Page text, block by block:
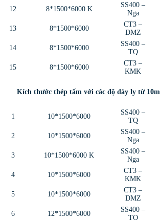
12 8*1500*6000 K
SS400 –
Nga
13 8*1500*6000
CT3 –
DMZ
14 8*1500*6000
SS400 –
TQ
15 8*1500*6000
CT3 –
KMK
Kích thước thép tấm với các độ dày ly từ
1 10*1500*6000
SS400 –
TQ
2 10*1500*6000
SS400 –
Nga
3 10*1500*6000 K
SS400 –
Nga
4 10*1500*6000
CT3 –
KMK
5 10*1500*6000
CT3 –
DMZ
6 12*1500*6000
SS400 –
TQ